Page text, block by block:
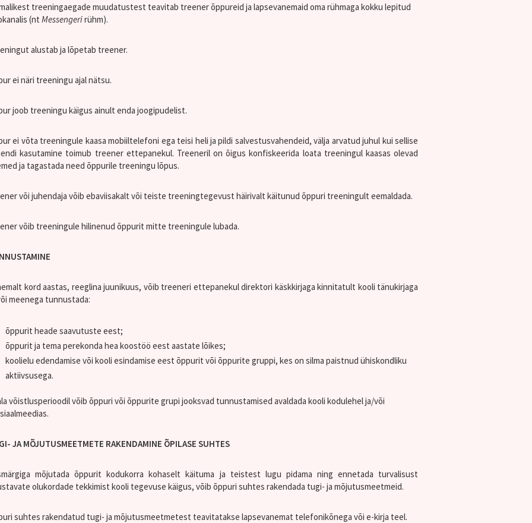
treeningaegade muudatustest teavitab treener õppureid ja lapsevanemaid oma rühmaga kokku lepitud
(nt Messengerirühm).
alustab ja lõpetab treener.
ei näri treeningu ajal nätsu.
joob treeningu käigus ainult enda joogipudelist.
ei võta treeningule kaasa mobiiltelefoni ega teisi heli ja pildi salvestusvahendeid, välja arvatud juhul kui sellise
kasutamine toimub treener ettepanekul. Treeneril on õigus konfiskeerida loata treeningul kaasas olevad
ja tagastada need õppurile treeningu lõpus.
või juhendaja võib ebaviisakalt või teiste treeningtegevust häirivalt käitunud õppuri treeningult eemaldada.
võib treeningule hilinenud õppurit mitte treeningule lubada.
kord aastas, reeglina juunikuus, võib treeneri ettepanekul direktori käskkirjaga kinnitatult kooli tänukirjaga
meenega tunnustada:
õppurit heade saavutuste eest;
õppurit ja tema perekonda hea koostöö eest aastate lõikes;
koolielu edendamise või kooli esindamise eest õppurit või õppurite gruppi, kes on silma paistnud ühiskondliku
aktiivsusega.
võistlusperioodil võib õppuri või õppurite grupi jooksvad tunnustamised avaldada kooli kodulehel ja/või
JA MÕJUTUSMEETMETE RAKENDAMINE ÕPILASE SUHTES
mõjutada õppurit kodukorra kohaselt käituma ja teistest lugu pidama ning ennetada turvalisust
olukordade tekkimist kooli tegevuse käigus, võib õppuri suhtes rakendada tugi- ja mõjutusmeetmeid.
suhtes rakendatud tugi- ja mõjutusmeetmetest teavitatakse lapsevanemat telefonikõnega või e-kirja teel.